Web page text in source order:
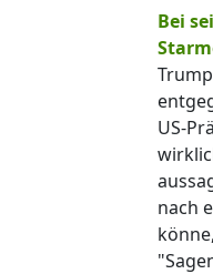
Bei
US-
nach